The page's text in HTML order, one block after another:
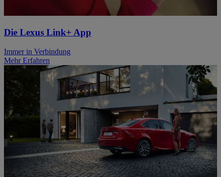
Die Lexus Link+ App
Immer in Verbindung
Mehr Erfahren